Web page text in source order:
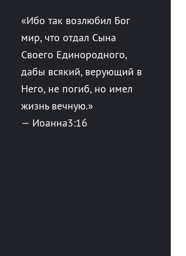
«Ибо так возлюбил Бог
мир, что отдал Сына
Своего Единородного,
дабы всякий, верующий в
Него, не погиб, но имел
жизнь вечную.»
— Иоанна⁠3:16